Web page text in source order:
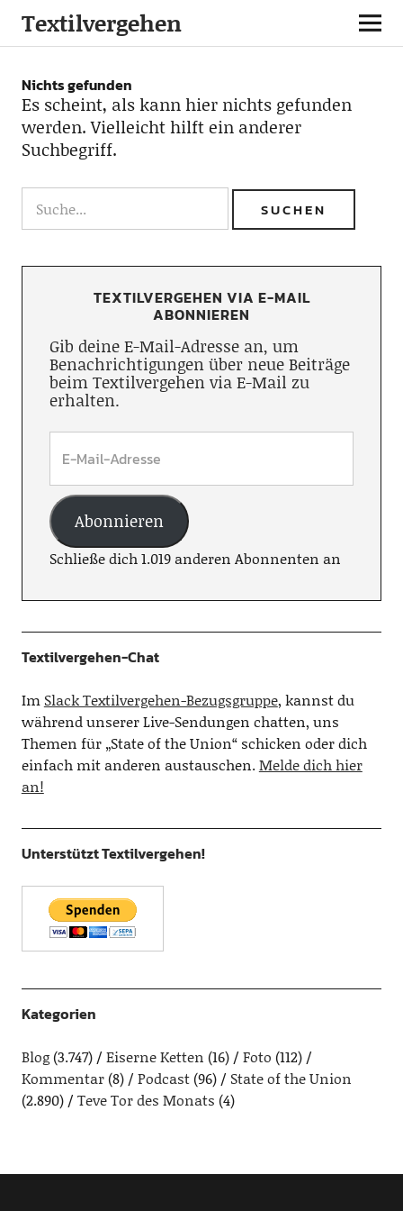
Textilvergehen
Nichts gefunden
Es scheint, als kann hier nichts gefunden
werden. Vielleicht hilft ein anderer
Suchbegriff.
TEXTILVERGEHEN VIA E-MAIL
ABONNIEREN
Gib deine E-Mail-Adresse an, um
Benachrichtigungen über neue Beiträge
beim Textilvergehen via E-Mail zu
erhalten.
Abonnieren
Schließe dich 1.019 anderen Abonnenten an
Textilvergehen-Chat
Im Slack Textilvergehen-Bezugsgruppe, kannst du
während unserer Live-Sendungen chatten, uns
Themen für „State of the Union“ schicken oder dich
einfach mit anderen austauschen.Melde dich hier
an!
Unterstützt Textilvergehen!
Kategorien
Blog(3.747) Eiserne Ketten (16) Foto (112)
Kommentar(8) Podcast(96)
State of the Union
(2.890)
Teve Tor des Monats (4)